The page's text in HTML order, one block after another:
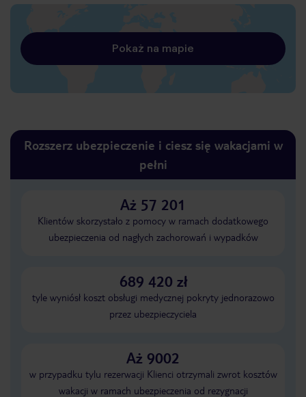
Pokaż na mapie
Rozszerz ubezpieczenie i ciesz się wakacjami w
pełni
Aż 57 201
Klientów skorzystało z pomocy w ramach dodatkowego
ubezpieczenia od nagłych zachorowań i wypadków
689 420 zł
tyle wyniósł koszt obsługi medycznej pokryty jednorazowo
przez ubezpieczyciela
Aż 9002
w przypadku tylu rezerwacji Klienci otrzymali zwrot kosztów
wakacji w ramach ubezpieczenia od rezygnacji